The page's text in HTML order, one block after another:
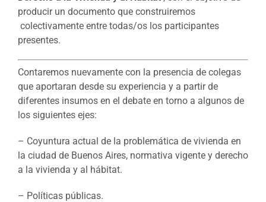
producir un documento que construiremos
colectivamente entre todas/os los participantes
presentes.
Contaremos nuevamente con la presencia de colegas
que aportaran desde su experiencia y a partir de
diferentes insumos en el debate en torno a algunos de
los siguientes ejes:
– Coyuntura actual de la problemática de vivienda en
la ciudad de Buenos Aires, normativa vigente y derecho
a la vivienda y al hábitat.
– Políticas públicas.